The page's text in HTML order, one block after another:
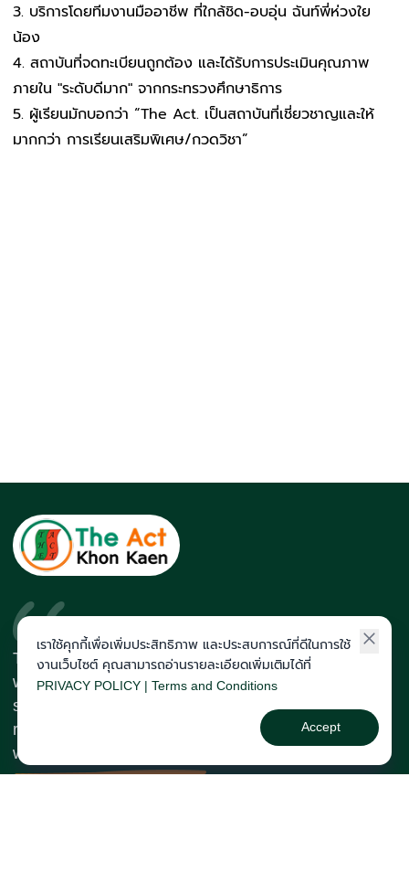
บริการโดยทีมงานมืออาชีพ ที่ใกล้ชิด-อบอุ่น ฉันท์พี่ห่วงใย
น้อง
สถาบันที่จดทะเบียนถูกต้อง และได้รับการประเมินคุณภาพ
ภายใน "ระดับดีมาก" จากกระทรวงศึกษาธิการ
ผู้เรียนมักบอกว่า “The Act. เป็นสถาบันที่เชี่ยวชาญและให้
มากกว่า การเรียนเสริมพิเศษ/กวดวิชา”
The Act Institute is the institute
with the highest quota and medical
students in the Northeastern
region. With a team of teachers
who are experts in the exam
เราใช้คุกกี้เพื่อเพิ่มประสิทธิภาพ และประสบการณ์ที่ดีในการใช้
งานเว็บไซต์ คุณสามารถอ่านรายละเอียดเพิ่มเติมได้ที่
PRIVACY POLICY | Terms and Conditions
Accept